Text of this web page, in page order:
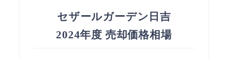
セザールガーデン日吉
2024年度 売却価格相場